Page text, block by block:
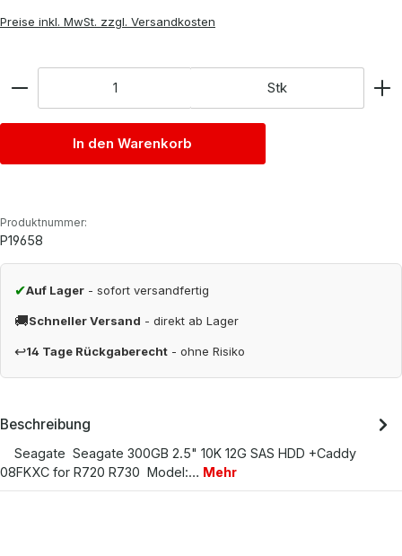
Preise inkl. MwSt. zzgl. Versandkosten
Stk
In den Warenkorb
Produktnummer:
P19658
✔Auf Lager - sofort versandfertig
🚚Schneller Versand - direkt ab Lager
↩14 Tage Rückgaberecht - ohne Risiko
Beschreibung
Seagate Seagate 300GB 2.5" 10K 12G SAS HDD +Caddy
08FKXC for R720 R730 Model:… Mehr